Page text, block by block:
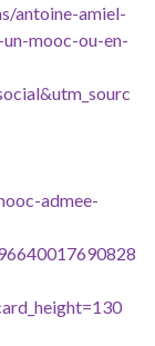
antoine-amiel-
mooc-ou-en-
admee-